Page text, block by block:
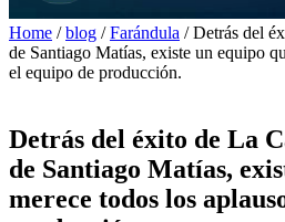
Home / blog / Farándula / Detrás del
de Santiago Matías, existe un equipo
el equipo de producción.
Detrás del éxito de La
de Santiago Matías,
merece todos los